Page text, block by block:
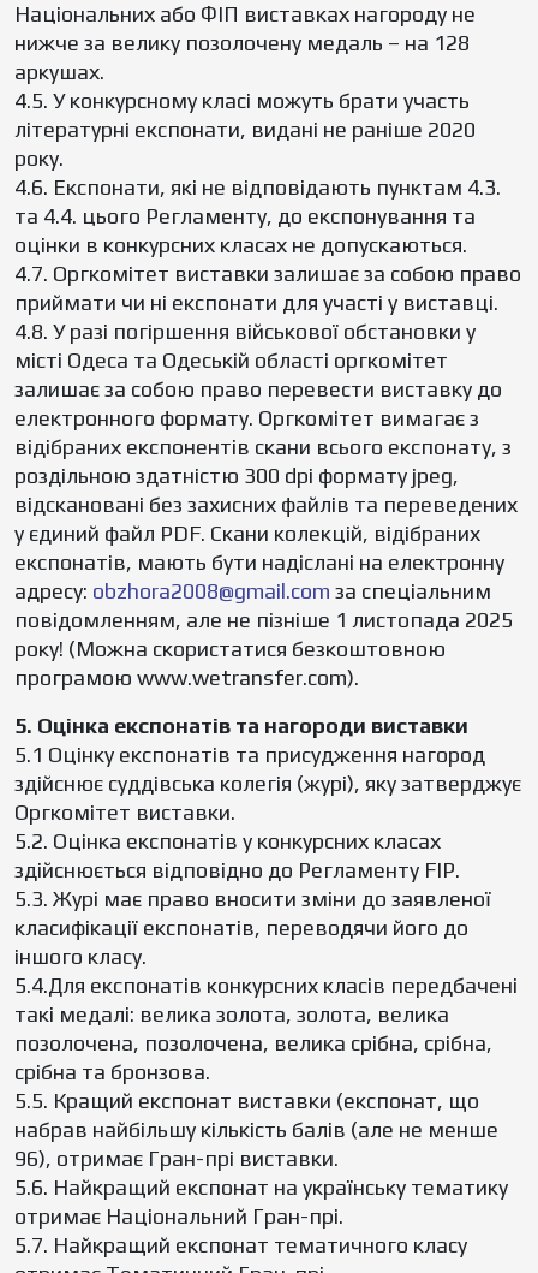
Національних або ФІП виставках нагороду не
нижче за велику позолочену медаль – на 128
аркушах.
4.5. У конкурсному класі можуть брати участь
літературні експонати, видані не раніше 2020
року.
4.6. Експонати, які не відповідають пунктам 4.3.
та 4.4. цього Регламенту, до експонування та
оцінки в конкурсних класах не допускаються.
4.7. Оргкомітет виставки залишає за собою право
приймати чи ні експонати для участі у виставці.
4.8. У разі погіршення військової обстановки у
місті Одеса та Одеській області оргкомітет
залишає за собою право перевести виставку до
електронного формату. Оргкомітет вимагає з
відібраних експонентів скани всього експонату, з
роздільною здатністю 300 dpi формату jpeg,
відскановані без захисних файлів та переведених
у єдиний файл PDF. Скани колекцій, відібраних
експонатів, мають бути надіслані на електронну
адресу: obzhora2008@gmail.com за спеціальним
повідомленням, але не пізніше 1 листопада 2025
року! (Можна скористатися безкоштовною
програмою www.wetransfer.com).
5. Оцінка експонатів та нагороди виставки
5.1 Оцінку експонатів та присудження нагород
здійснює суддівська колегія (журі), яку затверджує
Оргкомітет виставки.
5.2. Оцінка експонатів у конкурсних класах
здійснюється відповідно до Регламенту FIР.
5.3. Журі має право вносити зміни до заявленої
класифікації експонатів, переводячи його до
іншого класу.
5.4.Для експонатів конкурсних класів передбачені
такі медалі: велика золота, золота, велика
позолочена, позолочена, велика срібна, срібна,
срібна та бронзова.
5.5. Кращий експонат виставки (експонат, що
набрав найбільшу кількість балів (але не менше
96), отримає Гран-прі виставки.
5.6. Найкращий експонат на українську тематику
отримає Національний Гран-прі.
5.7. Найкращий експонат тематичного класу